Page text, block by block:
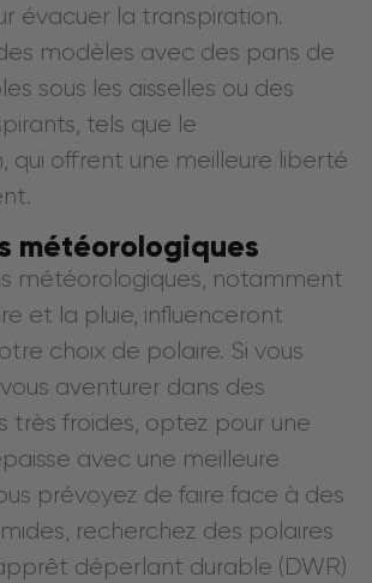
évacuer la transpiration.
modèles avec des pans de
sous les aisselles ou des
tels que le
qui offrent une meilleure liberté
météorologiques
météorologiques, notamment
et la pluie, influenceront
choix de polaire. Si vous
aventurer dans des
très froides, optez pour une
avec une meilleure
prévoyez de faire face à des
recherchez des polaires
déperlant durable (DWR)